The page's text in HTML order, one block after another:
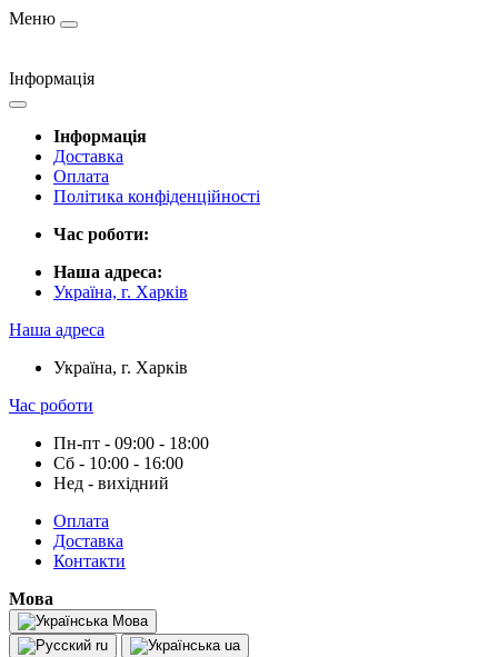
Меню
Інформація
Інформація
Доставка
Оплата
Політика конфіденційності
Час роботи:
Наша адреса:
Україна, г. Харків
Наша адреса
Україна, г. Харків
Час роботи
Пн-пт - 09:00 - 18:00
Сб - 10:00 - 16:00
Нед - вихідний
Оплата
Доставка
Контакти
Мова
Мова
ru
ua